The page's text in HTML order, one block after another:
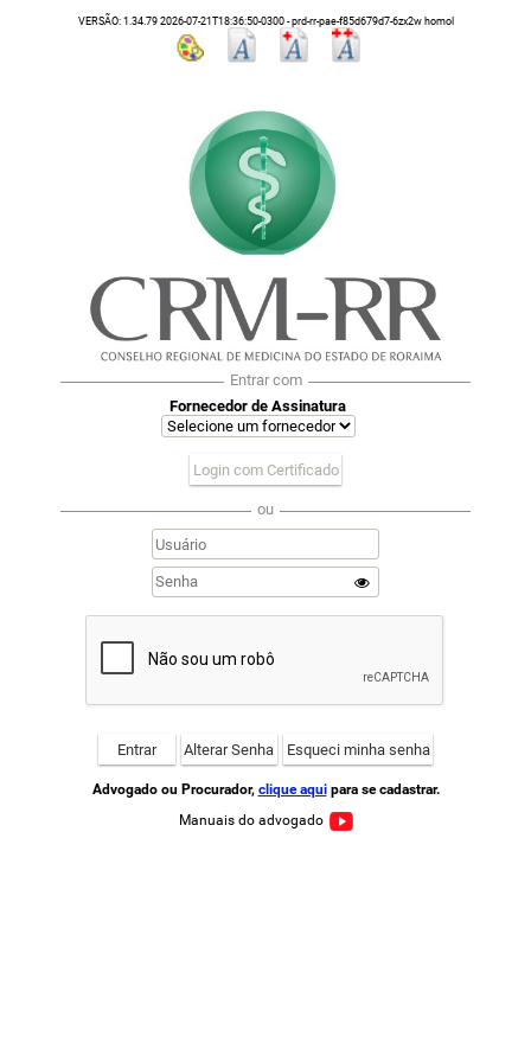
VERSÃO: 1.34.79 2026-07-21T18:36:50-0300 - prd-rr-pae-f85d679d7-6zx2w homol
Entrar com
Fornecedor de Assinatura
Login com Certificado
ou
Advogado ou Procurador, clique aquipara se cadastrar.
Manuais do advogado